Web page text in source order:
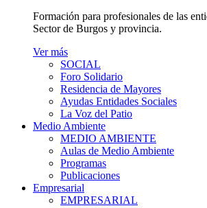
Formación para profesionales de las
Sector de Burgos y provincia.
Ver más
SOCIAL
Foro Solidario
Residencia de Mayores
Ayudas Entidades Sociales
La Voz del Patio
Medio Ambiente
MEDIO AMBIENTE
Aulas de Medio Ambiente
Programas
Publicaciones
Empresarial
EMPRESARIAL